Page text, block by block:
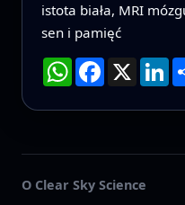
istota biała, MRI
sen i pamięć
WhatsApp
Facebook
X
O Clear Sky Science